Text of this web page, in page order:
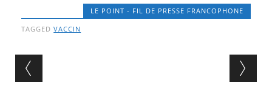
LE POINT - FIL DE PRESSE FRANCOPHONE
TAGGEDVACCIN
Post navigation